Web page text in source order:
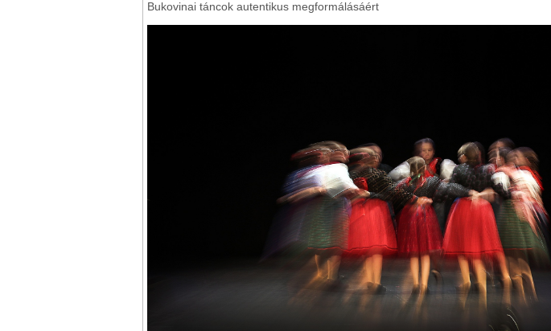
Bukovinai táncok autentikus megformálásáért